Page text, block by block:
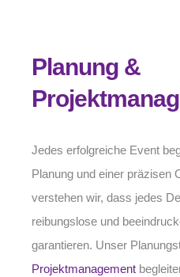
Planung &
Jedes erfolgreiche Event
Planung und einer präzisen
verstehen wir, dass jedes
reibungslose und
garantieren. Unser
Projektmanagement